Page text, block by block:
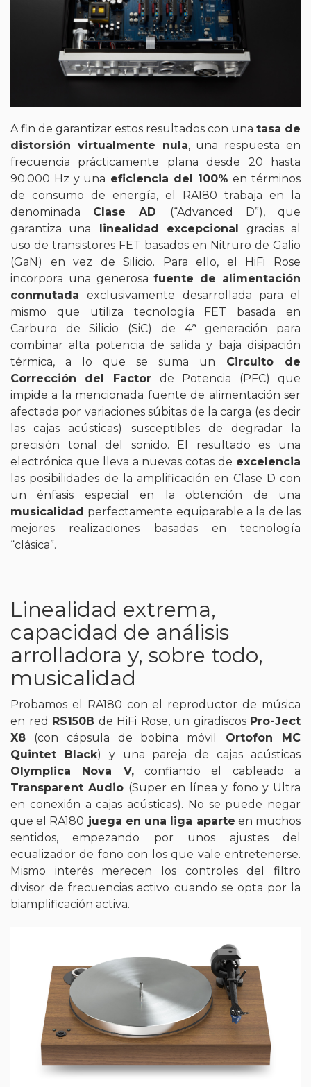
A fin de garantizar estos resultados con una tasa de
distorsión virtualmente nula, una respuesta en
frecuencia prácticamente plana desde 20 hasta
90.000 Hz y una eficiencia del 100%en términos
de consumo de energía, el RA180 trabaja en la
denominada Clase AD (“Advanced D”), que
garantiza una linealidad excepcional gracias al
uso de transistores FET basados en Nitruro de Galio
(GaN) en vez de Silicio. Para ello, el HiFi Rose
incorpora una generosafuente de alimentación
conmutadaexclusivamente desarrollada para el
mismo que utiliza tecnología FET basada en
Carburo de Silicio (SiC) de 4ª generación para
combinar alta potencia de salida y baja disipación
térmica, a lo que se suma un Circuito de
Corrección del Factor de Potencia (PFC) que
impide a la mencionada fuente de alimentación ser
afectada por variaciones súbitas de la carga (es decir
las cajas acústicas) susceptibles de degradar la
precisión tonal del sonido. El resultado es una
electrónica que lleva a nuevas cotas de excelencia
las posibilidades de la amplificación en Clase D con
un énfasis especial en la obtención de una
musicalidad perfectamente equiparable a la de las
mejores realizaciones basadas en tecnología
“clásica”.
Linealidad extrema,
capacidad de análisis
arrolladora y, sobre todo,
musicalidad
Probamos el RA180 con el reproductor de música
en red RS150B de HiFi Rose, un giradiscos Pro-Ject
X8 (con cápsula de bobina móvil
Ortofon MC
Quintet Black) y una pareja de cajas acústicas
Olymplica Nova V,confiando el cableado a
Transparent Audio (Super en línea y fono y Ultra
en conexión a cajas acústicas). No se puede negar
que el RA180 juega en una liga aparte en muchos
sentidos, empezando por unos ajustes del
ecualizador de fono con los que vale entretenerse.
Mismo interés merecen los controles del filtro
divisor de frecuencias activo cuando se opta por la
biamplificación activa.